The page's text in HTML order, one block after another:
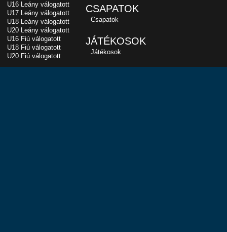
U16 Leány válogatott
U17 Leány válogatott
U18 Leány válogatott
U20 Leány válogatott
U16 Fiú válogatott
U18 Fiú válogatott
U20 Fiú válogatott
CSAPATOK
Csapatok
JÁTÉKOSOK
Játékosok